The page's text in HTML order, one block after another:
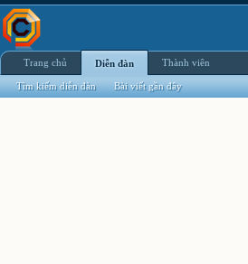
Trang chủ Diễn đàn
Tìm kiếm diễn đàn Bài viết gần đây
Thành viên